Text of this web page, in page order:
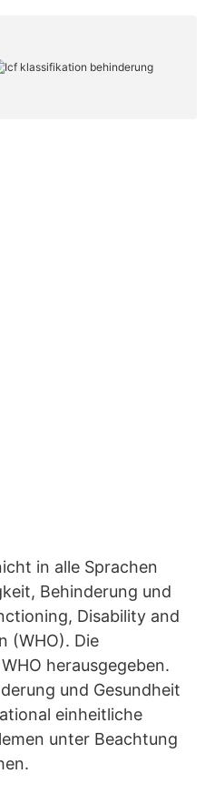
in alle Sprachen
Behinderung und
Disability and
(WHO). Die
herausgegeben.
und Gesundheit
einheitliche
unter Beachtung